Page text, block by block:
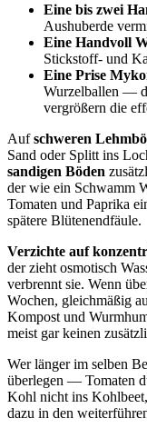
Eine bis zwei
Aushuberde
Eine Handvoll
Stickstoff- und
Eine Prise
Wurzelballen —
vergrößern die
Aufschweren
Sand oder Splitt ins
sandigen Böden
der wie ein Schwamm
Tomaten und Paprika
spätere Blütenendfäule.
Verzichte auf
der zieht osmotisch
verbrennt sie. Wenn
Wochen, gleichmäßig
Kompost und
meist gar keinen
Wer länger im selben
überlegen — Tomaten
Kohl nicht ins
dazu in den